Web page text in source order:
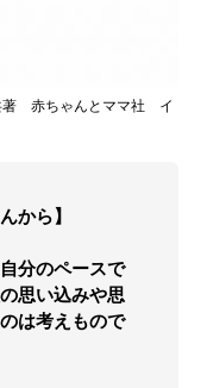
著 赤ちゃんとママ社 イ
から】
分のペースで
思い込みや思
は考えもので